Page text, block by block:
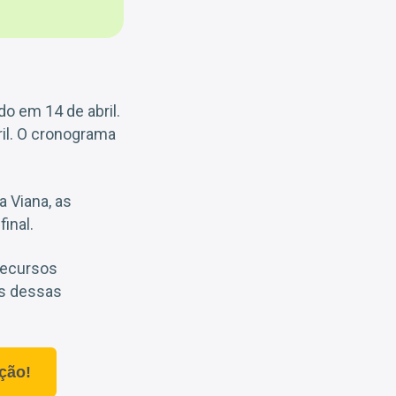
em 14 de abril.
O cronograma
Viana, as
dessas